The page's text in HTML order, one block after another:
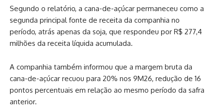
Segundo o relatório, a cana-de-açúcar permaneceu como a
segunda principal fonte de receita da companhia no
período, atrás apenas da soja, que respondeu por R$ 277,4
milhões da receita líquida acumulada.
A companhia também informou que a margem bruta da
cana-de-açúcar recuou para 20% nos 9M26, redução de 16
pontos percentuais em relação ao mesmo período da safra
anterior.